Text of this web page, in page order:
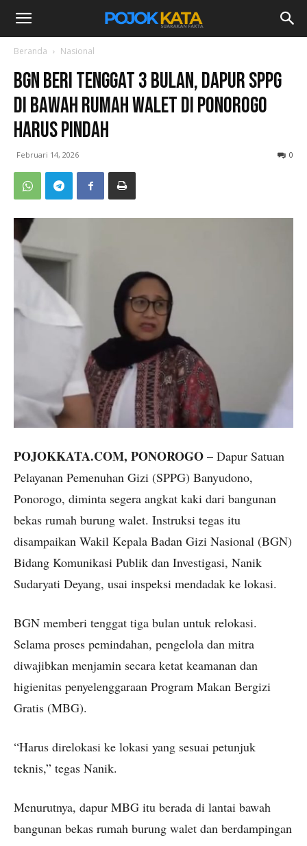
Beranda Nasional
BGN Beri Tenggat 3 Bulan, Dapur SPPG
di Bawah Rumah Walet di Ponorogo
Harus Pindah
Februari 14, 2026 0
POJOKKATA.COM, PONOROGO – Dapur Satuan
Pelayanan Pemenuhan Gizi (SPPG) Banyudono,
Ponorogo, diminta segera angkat kaki dari bangunan
bekas rumah burung walet. Instruksi tegas itu
disampaikan Wakil Kepala Badan Gizi Nasional (BGN)
Bidang Komunikasi Publik dan Investigasi, Nanik
Sudaryati Deyang, usai inspeksi mendadak ke lokasi.
BGN memberi tenggat tiga bulan untuk relokasi.
Selama proses pemindahan, pengelola dan mitra
diwajibkan menjamin secara ketat keamanan dan
higienitas penyelenggaraan Program Makan Bergizi
Gratis (MBG).
“Harus direlokasi ke lokasi yang sesuai petunjuk
teknis,” tegas Nanik.
Menurutnya, dapur MBG itu berada di lantai bawah
bangunan bekas rumah burung walet dan berdampingan